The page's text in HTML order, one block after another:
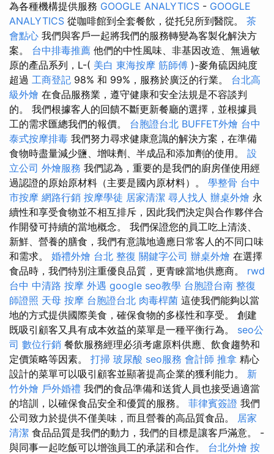
為各種機構提供服務 GOOGLE ANALYTICS - GOOGLE
ANALYTICS 從咖啡館到全套餐飲，從托兒所到醫院。 茶
會點心 我們與客戶一起將我們的服務轉變為客製化解決方
案。 台中排毒推薦 他們的中性風味、非基因改造、無過敏
原的產品系列，L-( 美白 東海按摩 筋師傅 )-麥角硫因純度
超過 工商登記 98% 和 99%，服務於廣泛的行業。 台北高
級外燴 在食品服務業，遵守健康和安全法規是不容談判
的。 我們根據客人的回饋不斷更新餐廳的選擇，並根據員
工的需求匯總我們的報價。 台胞證台北 BUFFET外燴 台中
泰式按摩排毒 我們努力尋求健康意識的解決方案，在準備
食物時盡量減少鹽、增味劑、半成品和添加劑的使用。 設
立公司 外燴服務 我們認為，重要的是我們的廚房僅使用經
過認證的原始原材料（主要是國內原材料）。 學整骨 台中
市按摩 網路行銷 按摩學徒 居家清潔 尋人找人 辦桌外燴 永
續性和享受食物並不相互排斥，因此我們決定與合作夥伴合
作開發可持續的當地概念。 我們保證您的員工吃上清淡、
新鮮、營養的膳食，我們有意識地適應日常客人的不同口味
和需求。 婚禮外燴 台北 整復 關鍵字公司 辦桌外燴 在選擇
食品時，我們特別注重優良品質，更青睞當地供應商。 rwd
台中 中清路 按摩 外遇 google seo教學 台胞證台南 整復
師證照 天母 按摩 台胞證台北 肉毒桿菌 這使我們能夠以當
地的方式提供國際美食，確保食物的多樣性和享受。 創建
既吸引顧客又具有成本效益的菜單是一種平衡行為。 seo公
司 數位行銷 餐飲服務經理必須考慮原料供應、飲食趨勢和
定價策略等因素。 打掃 玻尿酸 seo服務 會計師 推拿 精心
設計的菜單可以吸引顧客並顯著提高企業的獲利能力。 新
竹外燴 戶外婚禮 我們的食品準備和送貨人員也接受過適當
的培訓，以確保食品安全和優質的服務。 菲律賓簽證 我們
公司致力於提供不僅美味，而且營養的高品質食品。 居家
清潔 食品品質是我們的動力，我們的目標是讓客戶滿意。 -
與同事一起吃飯可以增強員工的承諾和合作。 台北外燴 按